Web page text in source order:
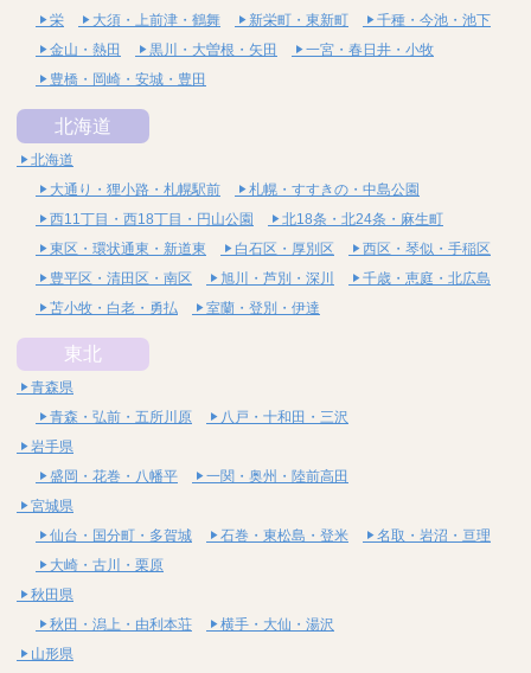
栄
大須・上前津・鶴舞 新栄町・東新町
千種・今池・池下
金山・熱田
黒川・大曽根・矢田
一宮・春日井・小牧
豊橋・岡崎・安城・豊田
北海道
北海道
大通り・狸小路・札幌駅前
札幌・すすきの・中島公園
西11丁目・西18丁目・円山公園
北18条・北24条・麻生町
東区・環状通東・新道東
白石区・厚別区
西区・琴似・手稲区
豊平区・清田区・南区
旭川・芦別・深川
千歳・恵庭・北広島
苫小牧・白老・勇払
室蘭・登別・伊達
東北
青森県
青森・弘前・五所川原
八戸・十和田・三沢
岩手県
盛岡・花巻・八幡平
一関・奥州・陸前高田
宮城県
仙台・国分町・多賀城
石巻・東松島・登米
名取・岩沼・亘理
大崎・古川・栗原
秋田県
秋田・潟上・由利本荘
横手・大仙・湯沢
山形県